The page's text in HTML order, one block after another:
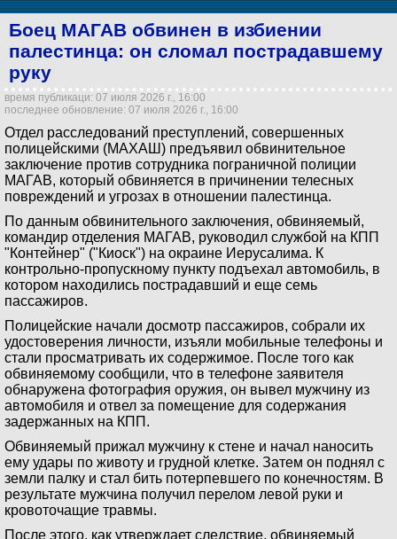
Боец МАГАВ обвинен в избиении
палестинца: он сломал пострадавшему
руку
время публикаци: 07 июля 2026 г., 16:00
последнее обновление: 07 июля 2026 г., 16:00
Отдел расследований преступлений, совершенных
полицейскими (МАХАШ) предъявил обвинительное
заключение против сотрудника пограничной полиции
МАГАВ, который обвиняется в причинении телесных
повреждений и угрозах в отношении палестинца.
По данным обвинительного заключения, обвиняемый,
командир отделения МАГАВ, руководил службой на КПП
"Контейнер" ("Киоск") на окраине Иерусалима. К
контрольно-пропускному пункту подъехал автомобиль, в
котором находились пострадавший и еще семь
пассажиров.
Полицейские начали досмотр пассажиров, собрали их
удостоверения личности, изъяли мобильные телефоны и
стали просматривать их содержимое. После того как
обвиняемому сообщили, что в телефоне заявителя
обнаружена фотография оружия, он вывел мужчину из
автомобиля и отвел за помещение для содержания
задержанных на КПП.
Обвиняемый прижал мужчину к стене и начал наносить
ему удары по животу и грудной клетке. Затем он поднял с
земли палку и стал бить потерпевшего по конечностям. В
результате мужчина получил перелом левой руки и
кровоточащие травмы.
После этого, как утверждает следствие, обвиняемый